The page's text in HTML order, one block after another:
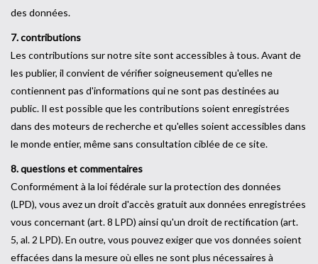
des données.
7. contributions
Les contributions sur notre site sont accessibles à tous. Avant de
les publier, il convient de vérifier soigneusement qu'elles ne
contiennent pas d'informations qui ne sont pas destinées au
public. Il est possible que les contributions soient enregistrées
dans des moteurs de recherche et qu'elles soient accessibles dans
le monde entier, même sans consultation ciblée de ce site.
8. questions et commentaires
Conformément à la loi fédérale sur la protection des données
(LPD), vous avez un droit d'accès gratuit aux données enregistrées
vous concernant (art. 8 LPD) ainsi qu'un droit de rectification (art.
5, al. 2 LPD). En outre, vous pouvez exiger que vos données soient
effacées dans la mesure où elles ne sont plus nécessaires à